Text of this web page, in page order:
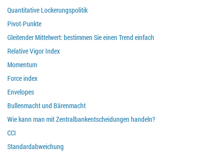
Quantitative Lockerungspolitik
Pivot-Punkte
Gleitender Mittelwert: bestimmen Sie einen Trend einfach
Relative Vigor Index
Momentum
Force index
Envelopes
Bullenmacht und Bärenmacht
Wie kann man mit Zentralbankentscheidungen handeln?
CCI
Standardabweichung